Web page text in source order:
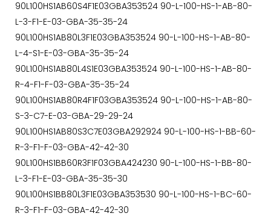
90L100HS1AB60S4F1E03GBA353524 90-L-100-HS-1-AB-80-
L-3-F1-E-03-GBA-35-35-24
90L100HS1AB80L3F1E03GBA353524 90-L-100-HS-1-AB-80-
L-4-S1-E-03-GBA-35-35-24
90L100HS1AB80L4S1E03GBA353524 90-L-100-HS-1-AB-80-
R-4-F1-F-03-GBA-35-35-24
90L100HS1AB80R4F1F03GBA353524 90-L-100-HS-1-AB-80-
S-3-C7-E-03-GBA-29-29-24
90L100HS1AB80S3C7E03GBA292924 90-L-100-HS-1-BB-60-
R-3-F1-F-03-GBA-42-42-30
90L100HS1BB60R3F1F03GBA424230 90-L-100-HS-1-BB-80-
L-3-F1-E-03-GBA-35-35-30
90L100HS1BB80L3F1E03GBA353530 90-L-100-HS-1-BC-60-
R-3-F1-F-03-GBA-42-42-30